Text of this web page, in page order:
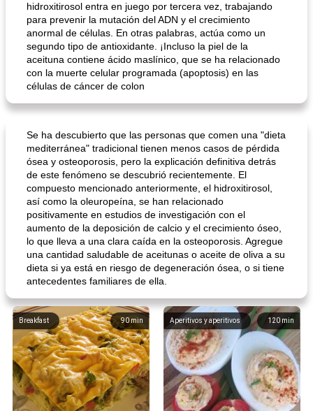
hidroxitirosol entra en juego por tercera vez, trabajando
para prevenir la mutación del ADN y el crecimiento
anormal de células. En otras palabras, actúa como un
segundo tipo de antioxidante. ¡Incluso la piel de la
aceituna contiene ácido maslínico, que se ha relacionado
con la muerte celular programada (apoptosis) en las
células de cáncer de colon
Se ha descubierto que las personas que comen una "dieta
mediterránea" tradicional tienen menos casos de pérdida
ósea y osteoporosis, pero la explicación definitiva detrás
de este fenómeno se descubrió recientemente. El
compuesto mencionado anteriormente, el hidroxitirosol,
así como la oleuropeína, se han relacionado
positivamente en estudios de investigación con el
aumento de la deposición de calcio y el crecimiento óseo,
lo que lleva a una clara caída en la osteoporosis. Agregue
una cantidad saludable de aceitunas o aceite de oliva a su
dieta si ya está en riesgo de degeneración ósea, o si tiene
antecedentes familiares de ella.
90 min
Breakfast 120 min
Aperitivos y aperitivos